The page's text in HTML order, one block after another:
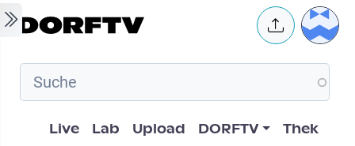
Skip to main content User
Hauptnavigation
Live Lab Upload DORFTV Thek